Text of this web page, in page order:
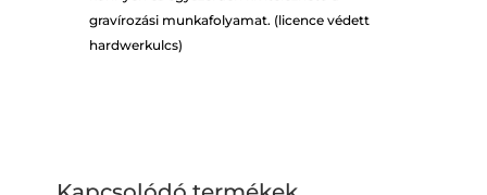
gravírozási munkafolyamat. (licence védett
hardwerkulcs)